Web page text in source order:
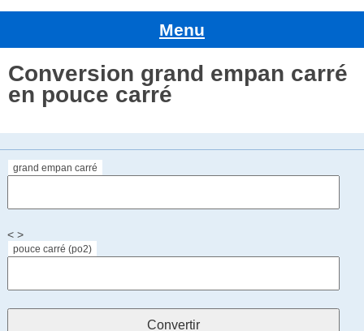
Menu
Conversion grand empan carré
en pouce carré
grand empan carré
< >
pouce carré (po2)